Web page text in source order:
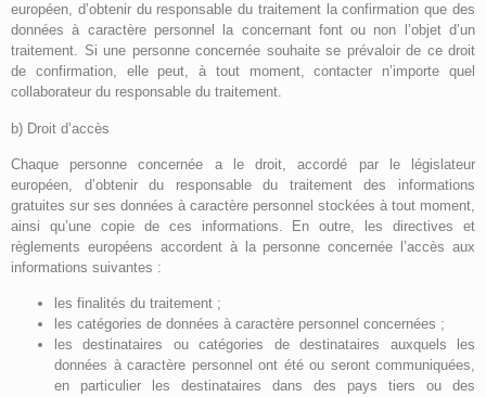
européen, d’obtenir du responsable du traitement la confirmation que des
données à caractère personnel la concernant font ou non l’objet d’un
traitement. Si une personne concernée souhaite se prévaloir de ce droit
de confirmation, elle peut, à tout moment, contacter n’importe quel
collaborateur du responsable du traitement.
b) Droit d’accès
Chaque personne concernée a le droit, accordé par le législateur
européen, d’obtenir du responsable du traitement des informations
gratuites sur ses données à caractère personnel stockées à tout moment,
ainsi qu’une copie de ces informations. En outre, les directives et
règlements européens accordent à la personne concernée l’accès aux
informations suivantes :
les finalités du traitement ;
les catégories de données à caractère personnel concernées ;
les destinataires ou catégories de destinataires auxquels les
données à caractère personnel ont été ou seront communiquées,
en particulier les destinataires dans des pays tiers ou des